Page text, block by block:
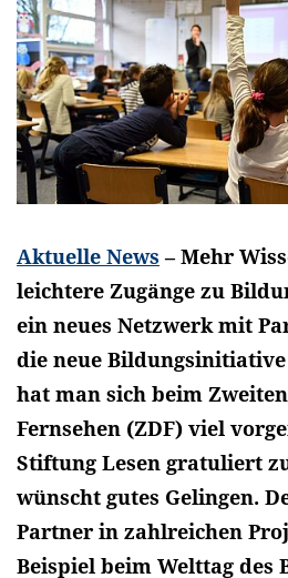
Aktuelle News – Mehr
leichtere Zugänge zu
ein neues Netzwerk mit
die neue Bildungsinitiative
hat man sich beim
Fernsehen (ZDF) viel
Stiftung Lesen gratuliert
wünscht gutes Gelingen.
Partner in zahlreichen
Beispiel beim Welttag des